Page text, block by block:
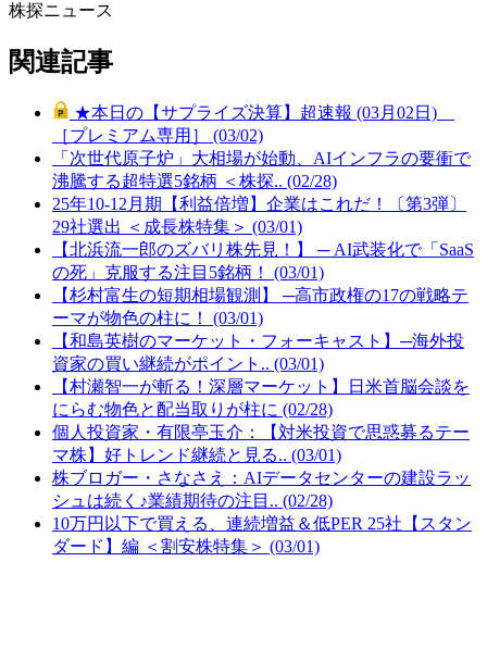
株探ニュース
関連記事
★本日の【サプライズ決算】超速報 (03月02日)
［プレミアム専用］ (03/02)
「次世代原子炉」大相場が始動、AIインフラの要衝で
沸騰する超特選5銘柄 ＜株探.. (02/28)
25年10-12月期【利益倍増】企業はこれだ！〔第3弾〕
29社選出 ＜成長株特集＞ (03/01)
【北浜流一郎のズバリ株先見！】 ─ AI武装化で「SaaS
の死」克服する注目5銘柄！ (03/01)
【杉村富生の短期相場観測】 ─高市政権の17の戦略テ
ーマが物色の柱に！ (03/01)
【和島英樹のマーケット・フォーキャスト】─海外投
資家の買い継続がポイント.. (03/01)
【村瀬智一が斬る！深層マーケット】日米首脳会談を
にらむ物色と配当取りが柱に (02/28)
個人投資家・有限亭玉介：【対米投資で思惑募るテー
マ株】好トレンド継続と見る.. (03/01)
株ブロガー・さなさえ：AIデータセンターの建設ラッ
シュは続く♪業績期待の注目.. (02/28)
10万円以下で買える、連続増益＆低PER 25社【スタン
ダード】編 ＜割安株特集＞ (03/01)